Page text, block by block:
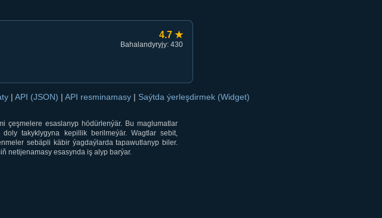
4.7 ★
Bahalandyryjy: 430
| API (JSON) | API resminamasy | Saýtda ýerleşdirmek (Widget)
çeşmelere esaslanyp hödürlenýär. Bu maglumatlar
takyklygyna kepillik berilmeýär. Wagtlar sebit,
sebäpli käbir ýagdaýlarda tapawutlanyp biler.
netijenamasy esasynda iş alyp barýar.